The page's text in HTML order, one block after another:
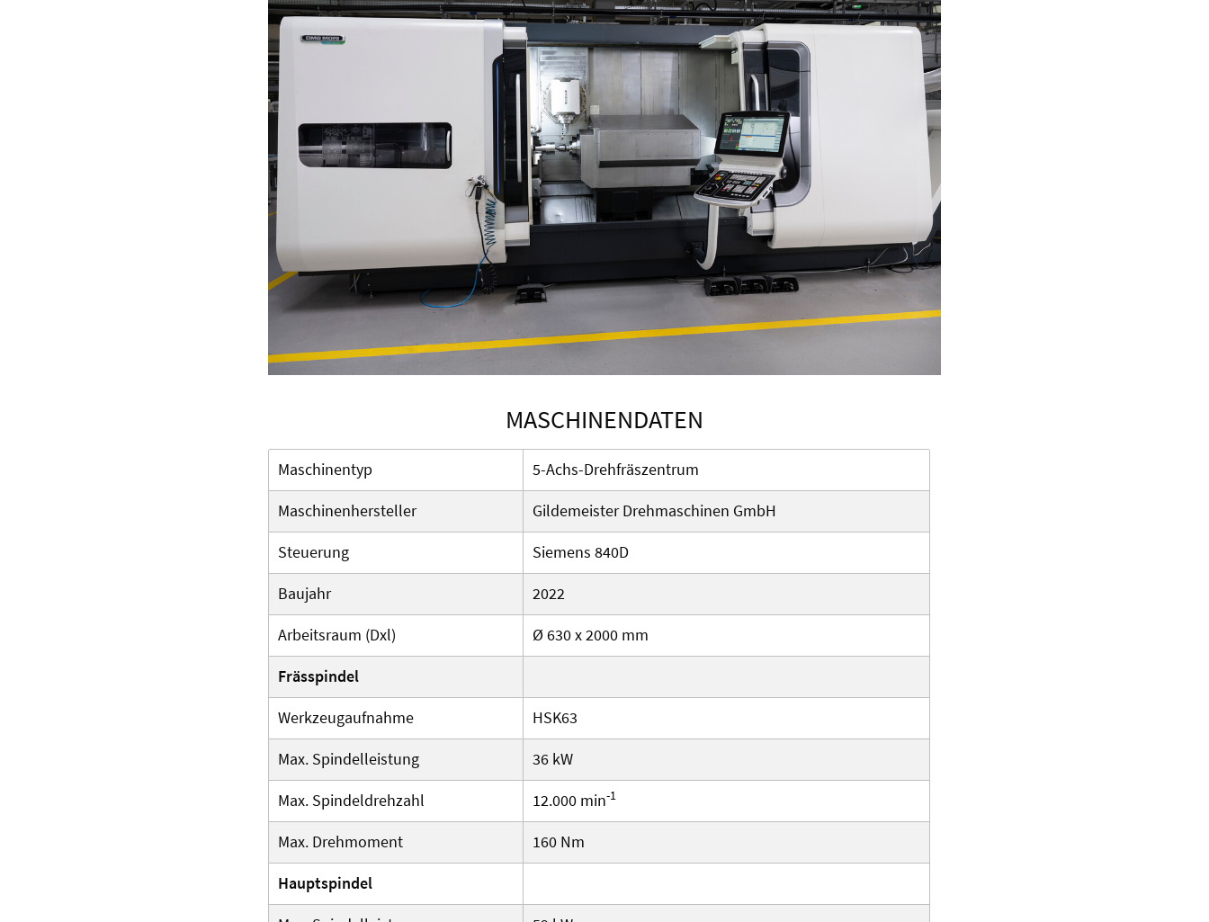
MASCHINENDATEN
Maschinentyp
5-Achs-Drehfräszentrum
Maschinenhersteller
Gildemeister Drehmaschinen GmbH
Steuerung
Siemens 840D
Baujahr
2022
Arbeitsraum (Dxl)
Ø 630 x 2000 mm
Frässpindel
Werkzeugaufnahme
HSK63
Max. Spindelleistung
36 kW
Max. Spindeldrehzahl
12.000 min-1
Max. Drehmoment
160 Nm
Hauptspindel